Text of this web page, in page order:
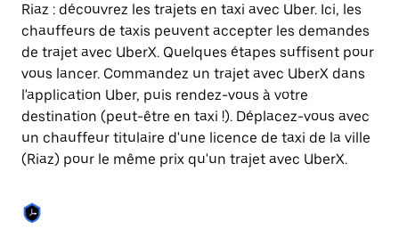
une
date.
Appuyez
sur
la
touche
Échap
pour
fermer
le
calendrier.
Riaz : découvrez les trajets en taxi avec Uber. Ici, les
chauffeurs de taxis peuvent accepter les demandes
de trajet avec UberX. Quelques étapes suffisent pour
vous lancer. Commandez un trajet avec UberX dans
l'application Uber, puis rendez-vous à votre
destination (peut-être en taxi !). Déplacez-vous avec
un chauffeur titulaire d'une licence de taxi de la ville
(Riaz) pour le même prix qu'un trajet avec UberX.